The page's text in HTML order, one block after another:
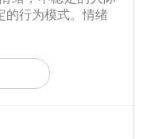
的行为模式。情绪